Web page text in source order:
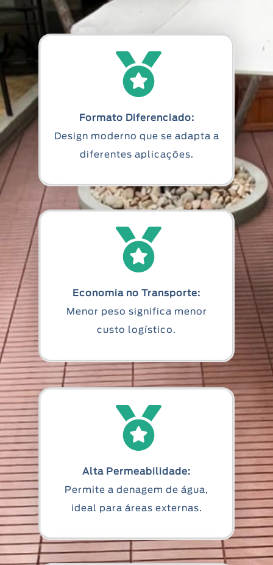
Formato Diferenciado:
Design moderno que se adapta a
diferentes aplicações.
Economia no Transporte:
Menor peso significa menor
custo logístico.
Alta Permeabilidade:
Permite a denagem de água,
ideal para áreas externas.